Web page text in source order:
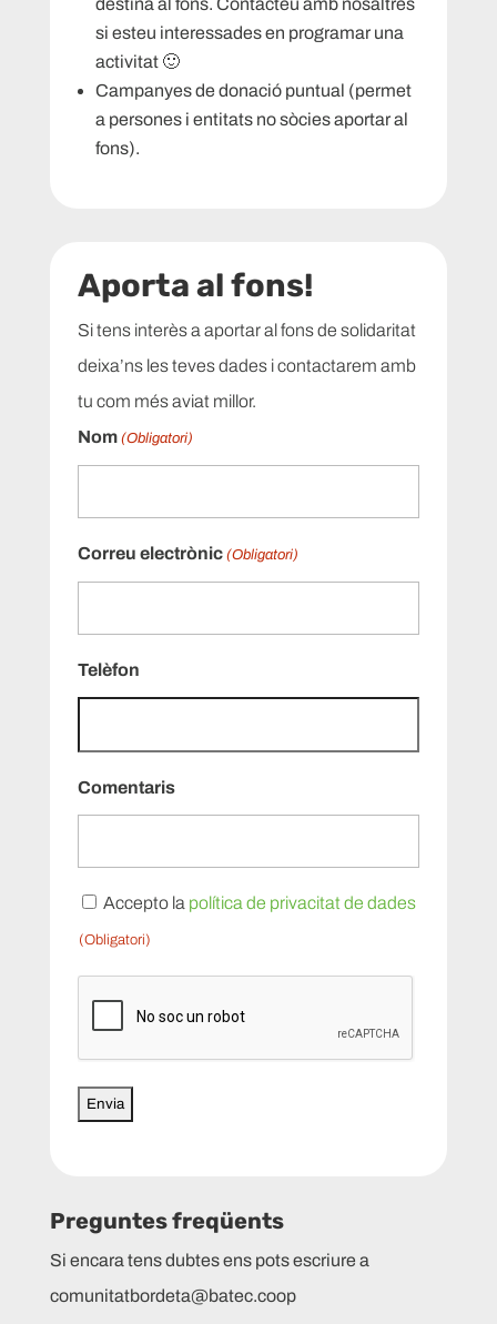
destina al fons. Contacteu amb nosaltres
si esteu interessades en programar una
activitat 🙂
Campanyes de donació puntual (permet
a persones i entitats no sòcies aportar al
fons).
Aporta al fons!
Si tens interès a aportar al fons de solidaritat
deixa’ns les teves dades i contactarem amb
tu com més aviat millor.
Nom (Obligatori)
Correu electrònic (Obligatori)
Telèfon
Comentaris
Privacitat
de
dades
(Obligatori)
Accepto la política de privacitat de dades
(Obligatori)
Preguntes freqüents
Si encara tens dubtes ens pots escriure a
comunitatbordeta@batec.coop